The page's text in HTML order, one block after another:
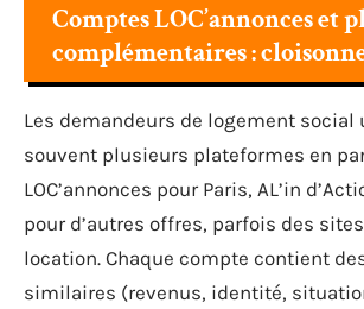
Comptes LOC’annonces et
complémentaires :
Les demandeurs de logement
souvent plusieurs plateformes en
LOC’annonces pour Paris, AL’in
pour d’autres offres, parfois des
location. Chaque compte contient
similaires (revenus, identité,